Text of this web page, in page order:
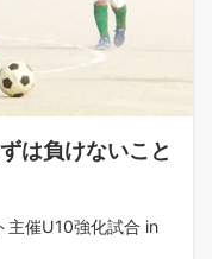
は負けないこと
主催U10強化試合 in